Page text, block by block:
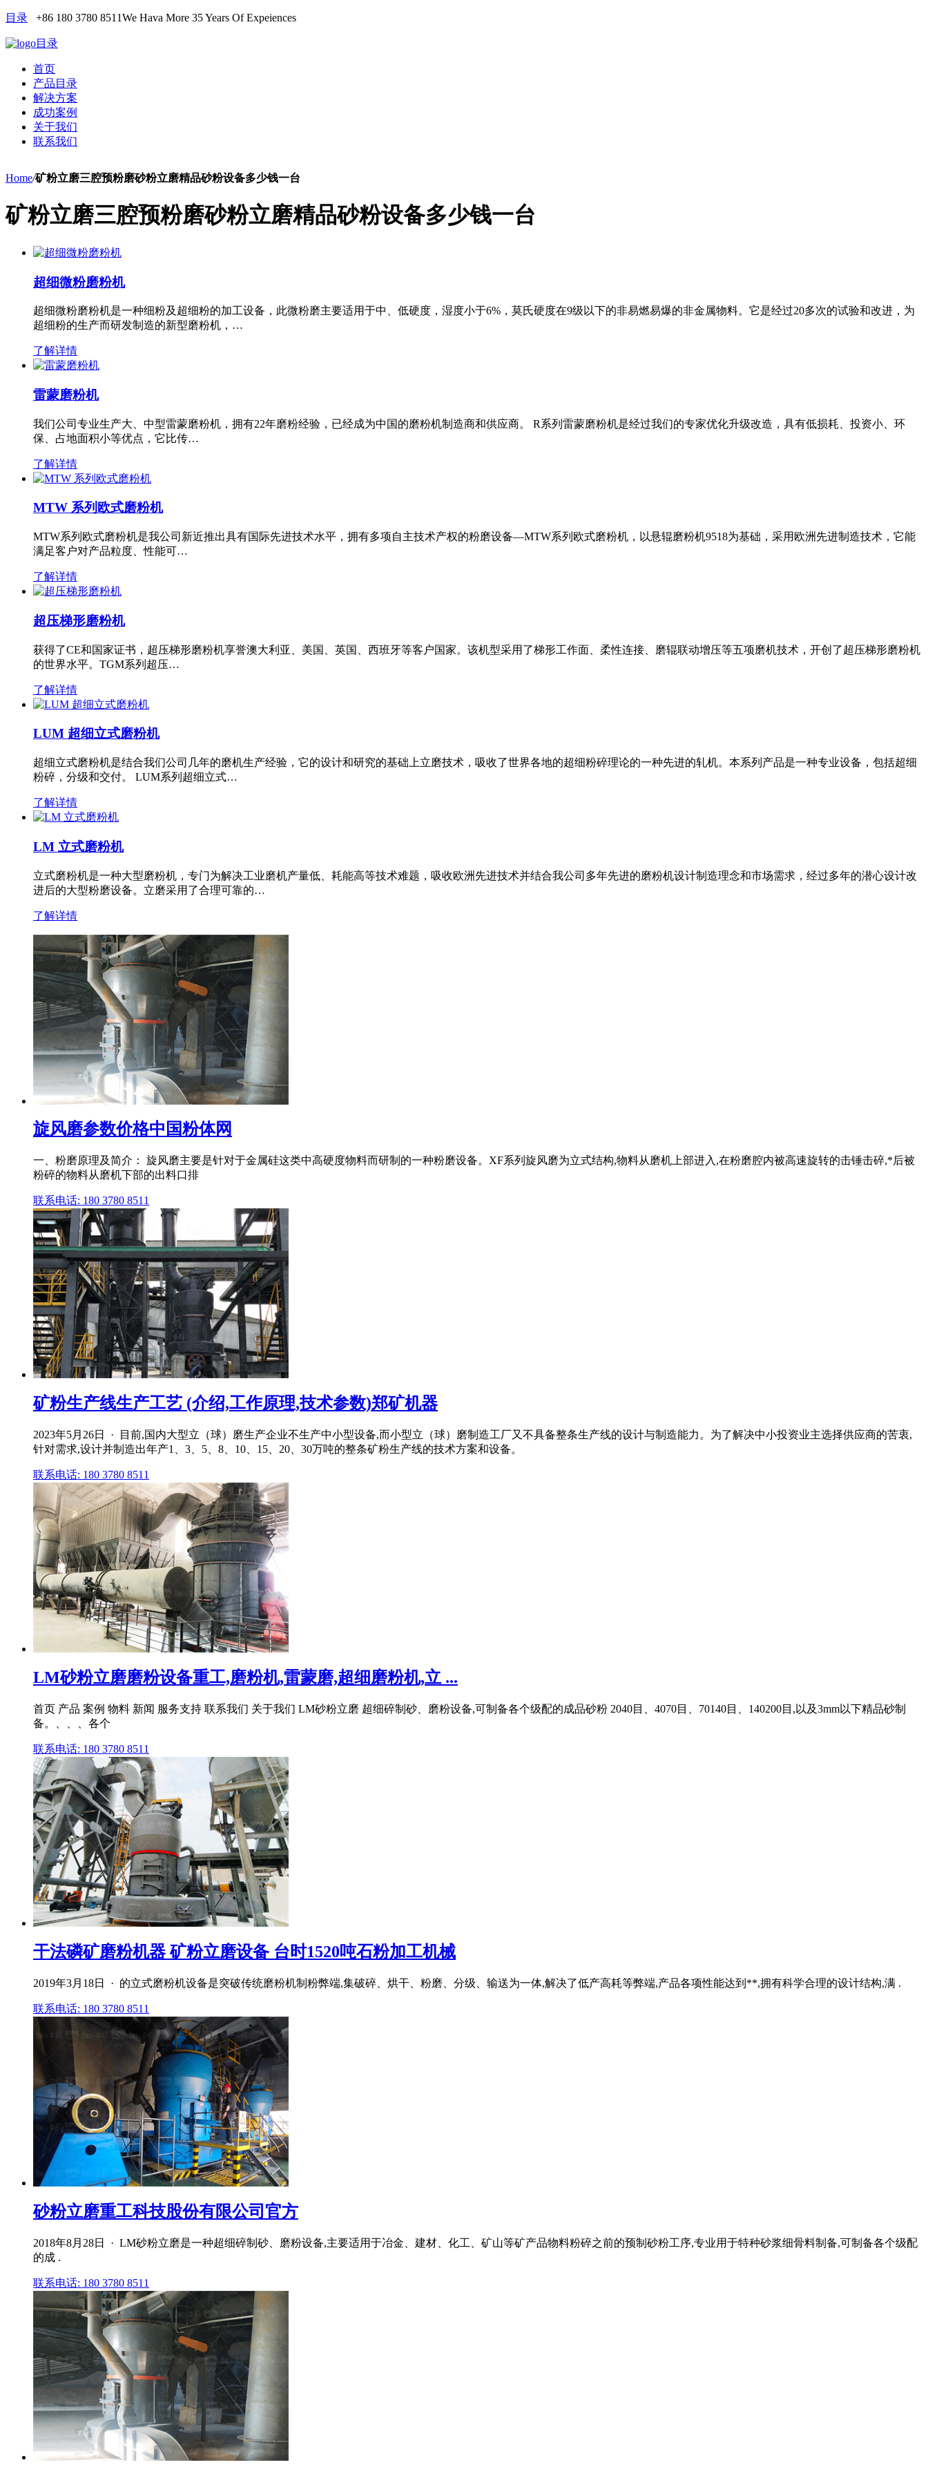
目录 +86 180 3780 8511We Hava More 35 Years Of Expeiences
目录
首页
产品目录
解决方案
成功案例
关于我们
联系我们
Home/矿粉立磨三腔预粉磨砂粉立磨精品砂粉设备多少钱一台
矿粉立磨三腔预粉磨砂粉立磨精品砂粉设备多少钱一台
超细微粉磨粉机
超细微粉磨粉机是一种细粉及超细粉的加工设备，此微粉磨主要适用于中、低硬度，湿度小于6%，莫氏硬度在9级以下的非易燃易爆的非金属物料。它是经过20多次的试验和改进，为
超细粉的生产而研发制造的新型磨粉机，…
了解详情
雷蒙磨粉机
我们公司专业生产大、中型雷蒙磨粉机，拥有22年磨粉经验，已经成为中国的磨粉机制造商和供应商。 R系列雷蒙磨粉机是经过我们的专家优化升级改造，具有低损耗、投资小、环
保、占地面积小等优点，它比传…
了解详情
MTW 系列欧式磨粉机
MTW系列欧式磨粉机是我公司新近推出具有国际先进技术水平，拥有多项自主技术产权的粉磨设备—MTW系列欧式磨粉机，以悬辊磨粉机9518为基础，采用欧洲先进制造技术，它能
满足客户对产品粒度、性能可…
了解详情
超压梯形磨粉机
获得了CE和国家证书，超压梯形磨粉机享誉澳大利亚、美国、英国、西班牙等客户国家。该机型采用了梯形工作面、柔性连接、磨辊联动增压等五项磨机技术，开创了超压梯形磨粉机
的世界水平。TGM系列超压…
了解详情
LUM 超细立式磨粉机
超细立式磨粉机是结合我们公司几年的磨机生产经验，它的设计和研究的基础上立磨技术，吸收了世界各地的超细粉碎理论的一种先进的轧机。本系列产品是一种专业设备，包括超细
粉碎，分级和交付。 LUM系列超细立式…
了解详情
LM 立式磨粉机
立式磨粉机是一种大型磨粉机，专门为解决工业磨机产量低、耗能高等技术难题，吸收欧洲先进技术并结合我公司多年先进的磨粉机设计制造理念和市场需求，经过多年的潜心设计改
进后的大型粉磨设备。立磨采用了合理可靠的…
了解详情
旋风磨参数价格中国粉体网
一、粉磨原理及简介： 旋风磨主要是针对于金属硅这类中高硬度物料而研制的一种粉磨设备。XF系列旋风磨为立式结构,物料从磨机上部进入,在粉磨腔内被高速旋转的击锤击碎,*后被
粉碎的物料从磨机下部的出料口排
联系电话: 180 3780 8511
矿粉生产线生产工艺 (介绍,工作原理,技术参数)郑矿机器
2023年5月26日 · 目前,国内大型立（球）磨生产企业不生产中小型设备,而小型立（球）磨制造工厂又不具备整条生产线的设计与制造能力。为了解决中小投资业主选择供应商的苦衷,
针对需求,设计并制造出年产1、3、5、8、10、15、20、30万吨的整条矿粉生产线的技术方案和设备。
联系电话: 180 3780 8511
LM砂粉立磨磨粉设备重工,磨粉机,雷蒙磨,超细磨粉机,立 ...
首页 产品 案例 物料 新闻 服务支持 联系我们 关于我们 LM砂粉立磨 超细碎制砂、磨粉设备,可制备各个级配的成品砂粉 2040目、4070目、70140目、140200目,以及3mm以下精品砂制
备。、、、各个
联系电话: 180 3780 8511
干法磷矿磨粉机器 矿粉立磨设备 台时1520吨石粉加工机械
2019年3月18日 · 的立式磨粉机设备是突破传统磨粉机制粉弊端,集破碎、烘干、粉磨、分级、输送为一体,解决了低产高耗等弊端,产品各项性能达到**,拥有科学合理的设计结构,满 .
联系电话: 180 3780 8511
砂粉立磨重工科技股份有限公司官方
2018年8月28日 · LM砂粉立磨是一种超细碎制砂、磨粉设备,主要适用于冶金、建材、化工、矿山等矿产品物料粉碎之前的预制砂粉工序,专业用于特种砂浆细骨料制备,可制备各个级配
的成 .
联系电话: 180 3780 8511